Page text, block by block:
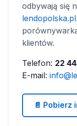
odbywają się
lendopolska.pl
klientów.
Telefon: 22
E-mail:
📄 Pobierz